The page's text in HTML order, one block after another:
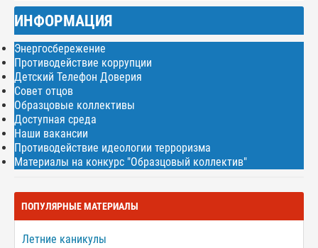
ИНФОРМАЦИЯ
Энергосбережение
Противодействие коррупции
Детский Телефон Доверия
Совет отцов
Образцовые коллективы
Доступная среда
Наши вакансии
Противодействие идеологии терроризма
Материалы на конкурс "Образцовый коллектив"
ПОПУЛЯРНЫЕ МАТЕРИАЛЫ
Летние каникулы